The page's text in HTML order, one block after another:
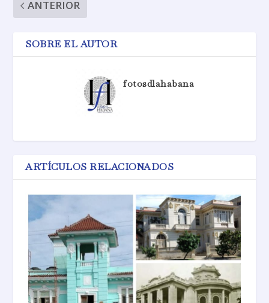
ANTERIOR
SOBRE EL AUTOR
fotosdlahabana
ARTÍCULOS RELACIONADOS